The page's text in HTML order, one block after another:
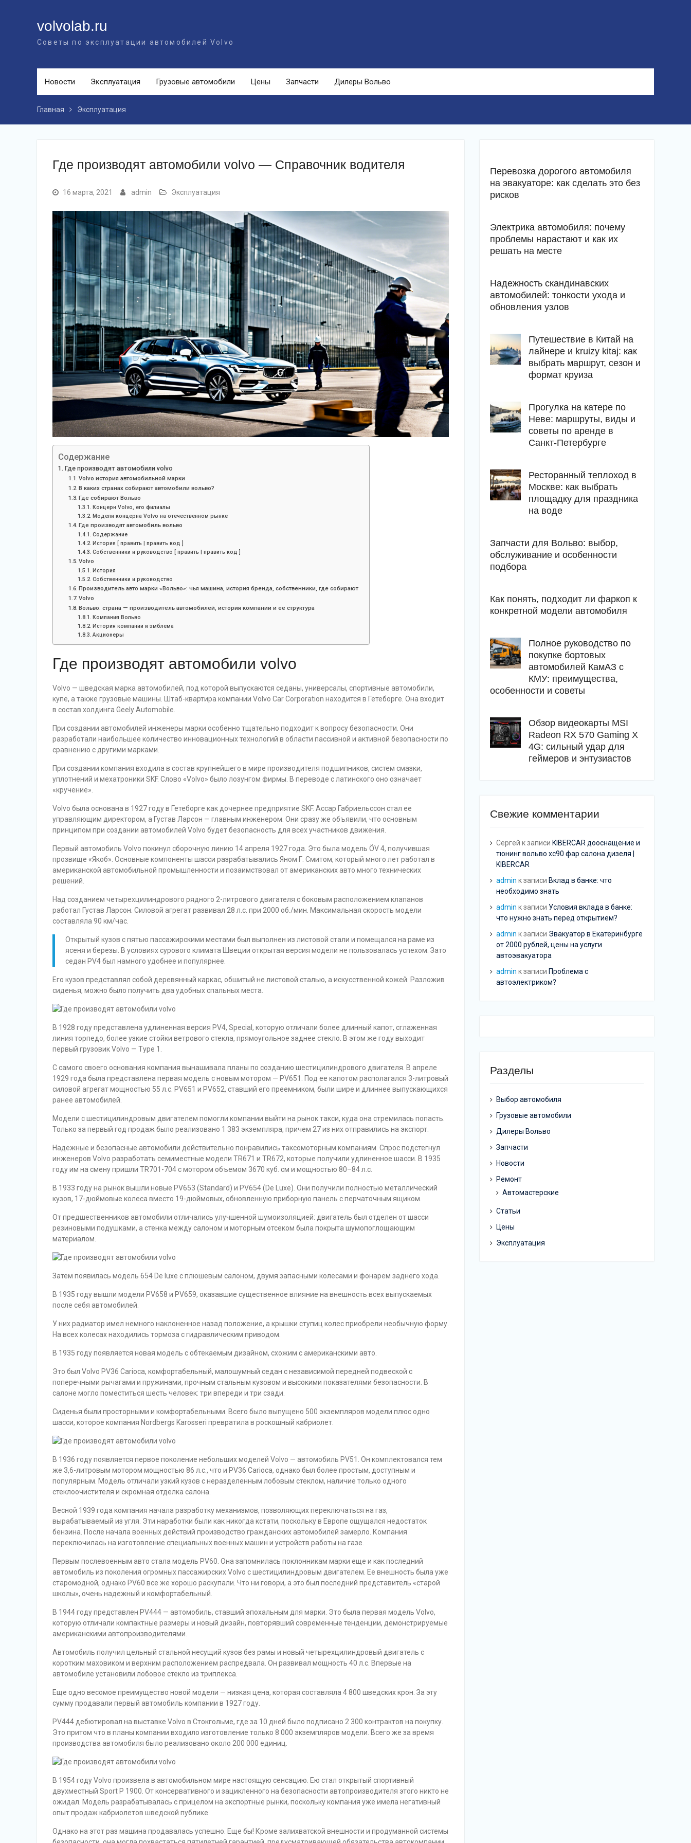
volvolab.ru
Советы по эксплуатации автомобилей Volvo
Новости Эксплуатация Грузовые автомобили Цены Запчасти Дилеры Вольво
Главная Эксплуатация
Где производят автомобили volvo — Справочник водителя
16 марта, 2021 admin Эксплуатация
Содержание
Где производят автомобили volvo
Volvo история автомобильной марки
В каких странах собирают автомобили вольво?
Где собирают Вольво
Концерн Volvo, его филиалы
Модели концерна Volvo на отечественном рынке
Где производят автомобиль вольво
Содержание
История [ править | править код ]
Собственники и руководство [ править | править код ]
Volvo
История
Собственники и руководство
Производитель авто марки «Вольво»: чья машина, история бренда, собственники, где собирают
Volvo
Вольво: страна — производитель автомобилей, история компании и ее структура
Компания Вольво
История компании и эмблема
Акционеры
Где производят автомобили volvo
Volvo — шведская марка автомобилей, под которой выпускаются седаны, универсалы, спортивные автомобили,
купе, а также грузовые машины. Штаб-квартира компании Volvo Car Corporation находится в Гетеборге. Она входит
в состав холдинга Geely Automobile.
При создании автомобилей инженеры марки особенно тщательно подходит к вопросу безопасности. Они
разработали наибольшее количество инновационных технологий в области пассивной и активной безопасности по
сравнению с другими марками.
При создании компания входила в состав крупнейшего в мире производителя подшипников, систем смазки,
уплотнений и мехатроники SKF. Слово «Volvo» было лозунгом фирмы. В переводе с латинского оно означает
«кручение».
Volvo была основана в 1927 году в Гетеборге как дочернее предприятие SKF. Ассар Габриельссон стал ее
управляющим директором, а Густав Ларсон — главным инженером. Они сразу же объявили, что основным
принципом при создании автомобилей Volvo будет безопасность для всех участников движения.
Первый автомобиль Volvo покинул сборочную линию 14 апреля 1927 года. Это была модель ÖV 4, получившая
прозвище «Якоб». Основные компоненты шасси разрабатывались Яном Г. Смитом, который много лет работал в
американской автомобильной промышленности и позаимствовал от американских авто много технических
решений.
Над созданием четырехцилиндрового рядного 2-литрового двигателя с боковым расположением клапанов
работал Густав Ларсон. Силовой агрегат развивал 28 л.с. при 2000 об./мин. Максимальная скорость модели
составляла 90 км/час.
Открытый кузов с пятью пассажирскими местами был выполнен из листовой стали и помещался на раме из
ясеня и березы. В условиях сурового климата Швеции открытая версия модели не пользовалась успехом. Зато
седан PV4 был намного удобнее и популярнее.
Его кузов представлял собой деревянный каркас, обшитый не листовой сталью, а искусственной кожей. Разложив
сиденья, можно было получить два удобных спальных места.
В 1928 году представлена удлиненная версия PV4, Special, которую отличали более длинный капот, сглаженная
линия торпедо, более узкие стойки ветрового стекла, прямоугольное заднее стекло. В этом же году выходит
первый грузовик Volvo — Type 1.
С самого своего основания компания вынашивала планы по созданию шестицилиндрового двигателя. В апреле
1929 года была представлена первая модель с новым мотором — PV651. Под ее капотом располагался 3-литровый
силовой агрегат мощностью 55 л.с. PV651 и PV652, ставший его преемником, были шире и длиннее выпускающихся
ранее автомобилей.
Модели с шестицилиндровым двигателем помогли компании выйти на рынок такси, куда она стремилась попасть.
Только за первый год продаж было реализовано 1 383 экземпляра, причем 27 из них отправились на экспорт.
Надежные и безопасные автомобили действительно понравились таксомоторным компаниям. Спрос подстегнул
инженеров Volvo разработать семиместные модели TR671 и TR672, которые получили удлиненное шасси. В 1935
году им на смену пришли TR701-704 с мотором объемом 3670 куб. см и мощностью 80–84 л.с.
В 1933 году на рынок вышли новые PV653 (Standard) и PV654 (De Luxe). Они получили полностью металлический
кузов, 17-дюймовые колеса вместо 19-дюймовых, обновленную приборную панель с перчаточным ящиком.
От предшественников автомобили отличались улучшенной шумоизоляцией: двигатель был отделен от шасси
резиновыми подушками, а стенка между салоном и моторным отсеком была покрыта шумопоглощающим
материалом.
Затем появилась модель 654 De luxe с плюшевым салоном, двумя запасными колесами и фонарем заднего хода.
В 1935 году вышли модели PV658 и PV659, оказавшие существенное влияние на внешность всех выпускаемых
после себя автомобилей.
У них радиатор имел немного наклоненное назад положение, а крышки ступиц колес приобрели необычную форму.
На всех колесах находились тормоза с гидравлическим приводом.
В 1935 году появляется новая модель с обтекаемым дизайном, схожим с американскими авто.
Это был Volvo PV36 Carioca, комфортабельный, малошумный седан с независимой передней подвеской с
поперечными рычагами и пружинами, прочным стальным кузовом и высокими показателями безопасности. В
салоне могло поместиться шесть человек: три впереди и три сзади.
Сиденья были просторными и комфортабельными. Всего было выпущено 500 экземпляров модели плюс одно
шасси, которое компания Nordbergs Karosseri превратила в роскошный кабриолет.
В 1936 году появляется первое поколение небольших моделей Volvo — автомобиль PV51. Он комплектовался тем
же 3,6-литровым мотором мощностью 86 л.с., что и PV36 Carioca, однако был более простым, доступным и
популярным. Модель отличали узкий кузов с неразделенным лобовым стеклом, наличие только одного
стеклоочистителя и скромная отделка салона.
Весной 1939 года компания начала разработку механизмов, позволяющих переключаться на газ,
вырабатываемый из угля. Эти наработки были как никогда кстати, поскольку в Европе ощущался недостаток
бензина. После начала военных действий производство гражданских автомобилей замерло. Компания
переключилась на изготовление специальных военных машин и устройств работы на газе.
Первым послевоенным авто стала модель PV60. Она запомнилась поклонникам марки еще и как последний
автомобиль из поколения огромных пассажирских Volvo с шестицилиндровым двигателем. Ее внешность была уже
старомодной, однако PV60 все же хорошо раскупали. Что ни говори, а это был последний представитель «старой
школы», очень надежный и комфортабельный.
В 1944 году представлен PV444 — автомобиль, ставший эпохальным для марки. Это была первая модель Volvo,
которую отличали компактные размеры и новый дизайн, повторявший современные тенденции, демонстрируемые
американскими автопроизводителями.
Автомобиль получил цельный стальной несущий кузов без рамы и новый четырехцилиндровый двигатель с
коротким маховиком и верхним расположением распредвала. Он развивал мощность 40 л.с. Впервые на
автомобиле установили лобовое стекло из триплекса.
Еще одно весомое преимущество новой модели — низкая цена, которая составляла 4 800 шведских крон. За эту
сумму продавали первый автомобиль компании в 1927 году.
PV444 дебютировал на выставке Volvo в Стокгольме, где за 10 дней было подписано 2 300 контрактов на покупку.
Это притом что в планы компании входило изготовление только 8 000 экземпляров модели. Всего же за время
производства автомобиля было реализовано около 200 000 единиц.
В 1954 году Volvo произвела в автомобильном мире настоящую сенсацию. Ею стал открытый спортивный
двухместный Sport P 1900. От консервативного и зацикленного на безопасности автопроизводителя этого никто не
ожидал. Модель разрабатывалась с прицелом на экспортные рынки, поскольку компания уже имела негативный
опыт продаж кабриолетов шведской публике.
Однако на этот раз машина продавалась успешно. Еще бы! Кроме залихватской внешности и продуманной системы
Перевозка дорогого автомобиля
на эвакуаторе: как сделать это без
рисков
Электрика автомобиля: почему
проблемы нарастают и как их
решать на месте
Надежность скандинавских
автомобилей: тонкости ухода и
обновления узлов
Путешествие в Китай на
лайнере и kruizy kitaj: как
выбрать маршрут, сезон и
формат круиза
Прогулка на катере по
Неве: маршруты, виды и
советы по аренде в
Санкт-Петербурге
Ресторанный теплоход в
Москве: как выбрать
площадку для праздника
на воде
Запчасти для Вольво: выбор,
обслуживание и особенности
подбора
Как понять, подходит ли фаркоп к
конкретной модели автомобиля
Полное руководство по
покупке бортовых
автомобилей КамАЗ с
КМУ: преимущества,
особенности и советы
Обзор видеокарты MSI
Radeon RX 570 Gaming X
4G: сильный удар для
геймеров и энтузиастов
Свежие комментарии
Сергей к записи KIBERCAR дооснащение и
тюнинг вольво хс90 фар салона дизеля |
KIBERCAR
admin к записи Вклад в банке: что
необходимо знать
admin к записи Условия вклада в банке:
что нужно знать перед открытием?
admin к записи Эвакуатор в Екатеринбурге
от 2000 рублей, цены на услуги
автоэвакуатора
admin к записи Проблема с
автоэлектриком?
Разделы
Выбор автомобиля
Грузовые автомобили
Дилеры Вольво
Запчасти
Новости
Ремонт
Автомастерские
Статьи
Цены
Эксплуатация